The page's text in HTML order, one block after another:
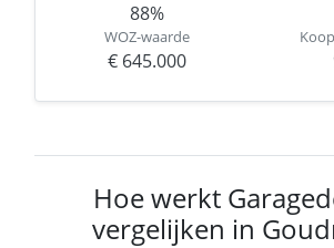
88%
WOZ-waarde
€ 645.000
Hoe werkt
vergelijken in